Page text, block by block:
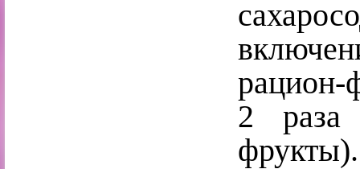
2
фрукты).